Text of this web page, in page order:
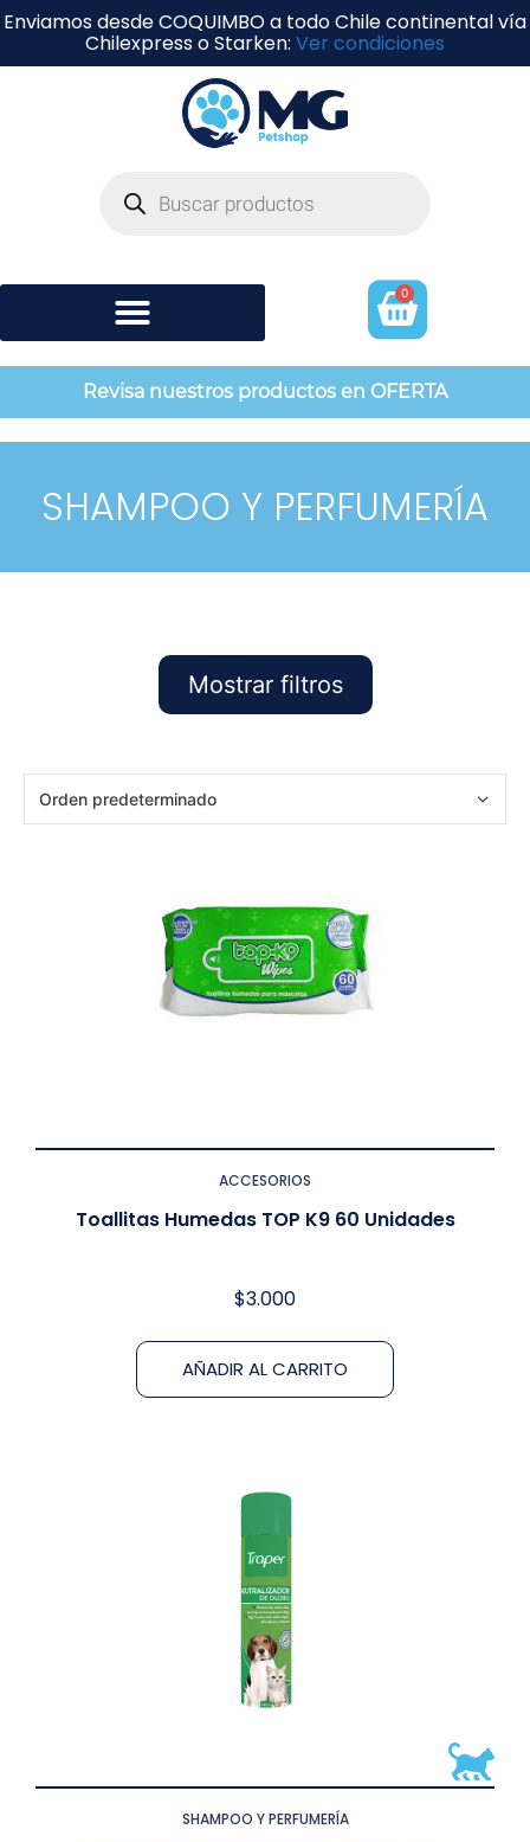
Enviamos desde COQUIMBO a todo Chile continental vía
Chilexpress o Starken: Ver condiciones
0
Revisa nuestros productos en OFERTA
SHAMPOO Y PERFUMERÍA
Mostrar filtros
ACCESORIOS
Toallitas Humedas TOP K9 60 Unidades
$3.000
AÑADIR AL CARRITO
SHAMPOO Y PERFUMERÍA